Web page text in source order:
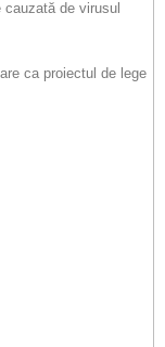
de virusul
ca proiectul de lege